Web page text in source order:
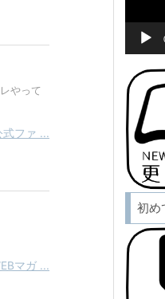
やって
式ファ ...
マガ ...
初め